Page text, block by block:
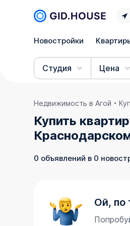
Новостройки
Студия Цена
Недвижимость в Агой
Купить
0 объявлений в 0
Ой, по